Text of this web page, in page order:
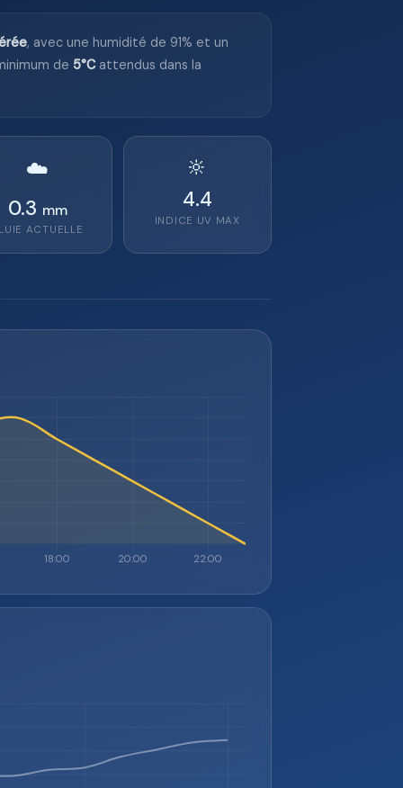
, avec une humidité de 91% et un
de 5°Cattendus dans la
☁️
0.3 mm
ACTUELLE
🔆
4.4
INDICE UV MAX